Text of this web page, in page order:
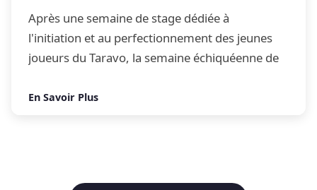
Après une semaine de stage dédiée à
l'initiation et au perfectionnement des jeunes
joueurs du Taravo, la semaine échiquéenne de
Open de blitz
En Savoir Plus